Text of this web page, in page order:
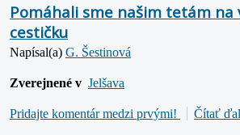
Pomáhali sme našim tetám na
cestičku
Napísal(a) G. Šestinová
Zverejnené v Jelšava
Pridajte komentár medzi prvými! Čítať